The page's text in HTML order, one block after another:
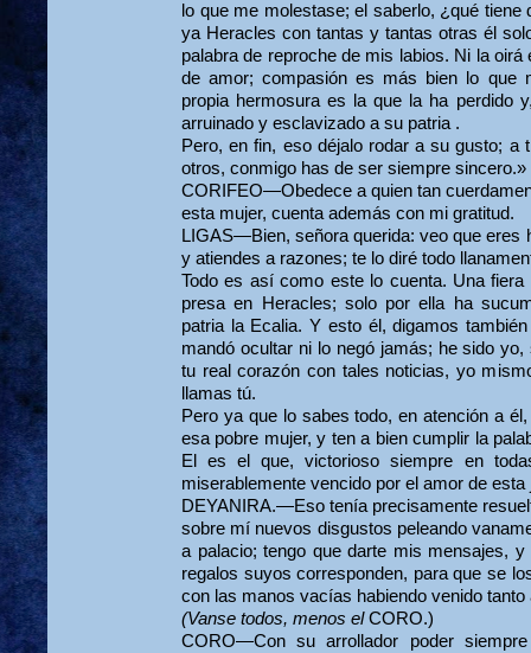
lo que me molestase; el saberlo, ¿qué
ya Heracles con tantas y tantas otras él
palabra de reproche de mis labios. Ni la
de amor; compasión es más bien lo que
propia hermosura es la que la ha perdido
arruinado y esclavizado a su patria .
Pero, en fin, eso déjalo rodar a su gusto; a
otros, conmigo has de ser siempre sincero.»
CORIFEO—Obedece a quien tan
esta mujer, cuenta además con mi gratitud.
LIGAS—Bien, señora querida: veo que eres
y atiendes a razones; te lo diré todo
Todo es así como este lo cuenta. Una
presa en Heracles; solo por ella ha
patria la Ecalia. Y esto él, digamos
mandó ocultar ni lo negó jamás; he sido
tu real corazón con tales noticias, yo
llamas tú.
Pero ya que lo sabes todo, en atención a
esa pobre mujer, y ten a bien cumplir la
El es el que, victorioso siempre en
miserablemente vencido por el amor de esta
DEYANIRA.—Eso tenía precisamente
sobre mí nuevos disgustos peleando
a palacio; tengo que darte mis mensajes,
regalos suyos corresponden, para que se
con las manos vacías habiendo venido
(Vanse todos, menos elCORO.)
CORO—Con su arrollador poder